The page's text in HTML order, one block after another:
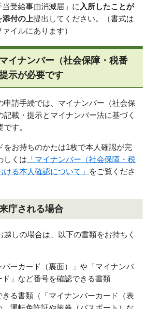
当受給事由消滅届」に 入所したことが
添付の上提出してください。（書式は
イルにあります）
イナンバー（社会保障・税番
示が必要です
申請手続では、マイナンバー（社会保
記載・提示とマイナンバー法に基づく
す。
をお持ちのかたは1枚で本人確認が完
しくは 「マイナンバー（社会保障・税
る本人確認について」
をご覧くださ
庁される場合
越しの場合は、以下の書類をお持ちく
バーカード（裏面）」や「マイナンバ
ド」など番号を確認できる書類
る書類（「マイナンバーカード（表